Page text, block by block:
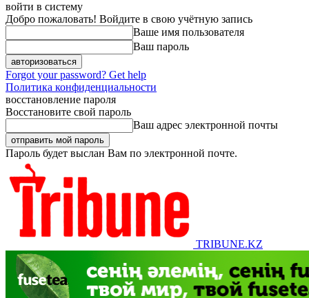
войти в систему
Добро пожаловать! Войдите в свою учётную запись
Ваше имя пользователя
Ваш пароль
Forgot your password? Get help
Политика конфиденциальности
восстановление пароля
Восстановите свой пароль
Ваш адрес электронной почты
Пароль будет выслан Вам по электронной почте.
TRIBUNE.KZ